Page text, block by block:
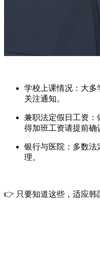
学校上课情况 ：大
关注通知。
兼职法定假日工资
得加班工资请提前确
银行与医院 ：多数
理。
👉 只要知道这些，适应韩